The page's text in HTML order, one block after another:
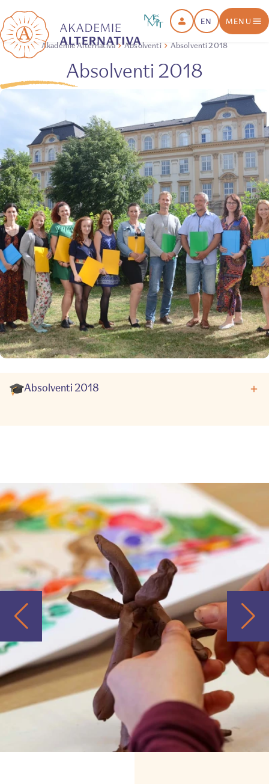
EN MENU
Akademie Alternativa Absolventi Absolventi 2018
Absolventi 2018
Absolventi 2018